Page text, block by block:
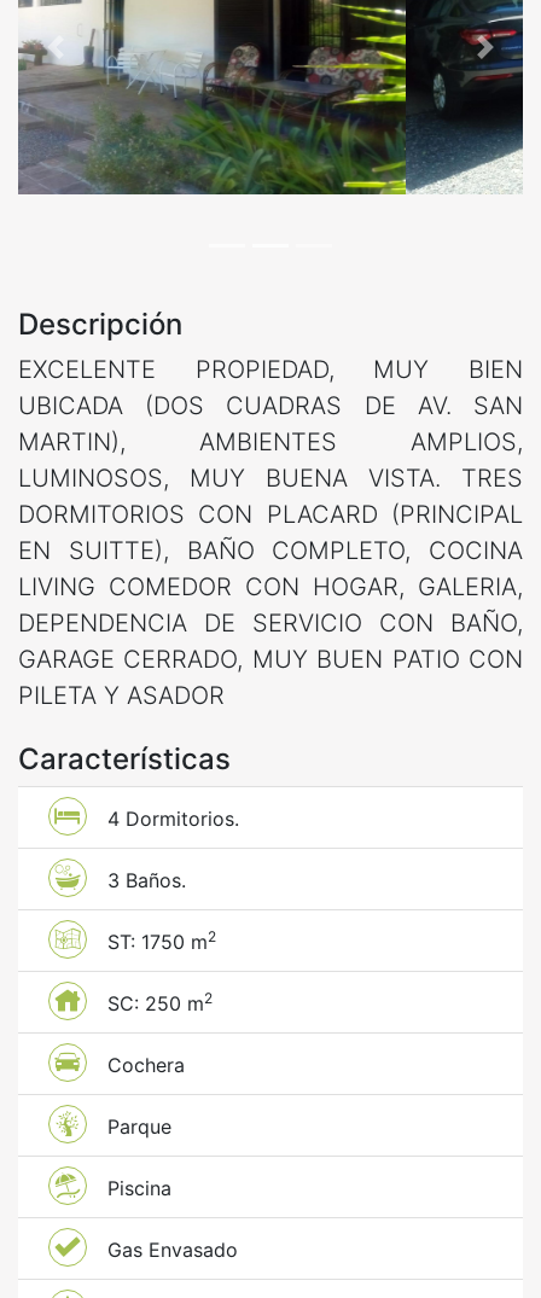
Anterior
Descripción
EXCELENTE PROPIEDAD, MUY BIEN
UBICADA (DOS CUADRAS DE AV. SAN
MARTIN), AMBIENTES AMPLIOS,
LUMINOSOS, MUY BUENA VISTA. TRES
DORMITORIOS CON PLACARD (PRINCIPAL
EN SUITTE), BAÑO COMPLETO, COCINA
LIVING COMEDOR CON HOGAR, GALERIA,
DEPENDENCIA DE SERVICIO CON BAÑO,
GARAGE CERRADO, MUY BUEN PATIO CON
PILETA Y ASADOR
Características
4 Dormitorios.
3 Baños.
ST: 1750 m2
SC: 250 m2
Cochera
Parque
Piscina
Gas Envasado